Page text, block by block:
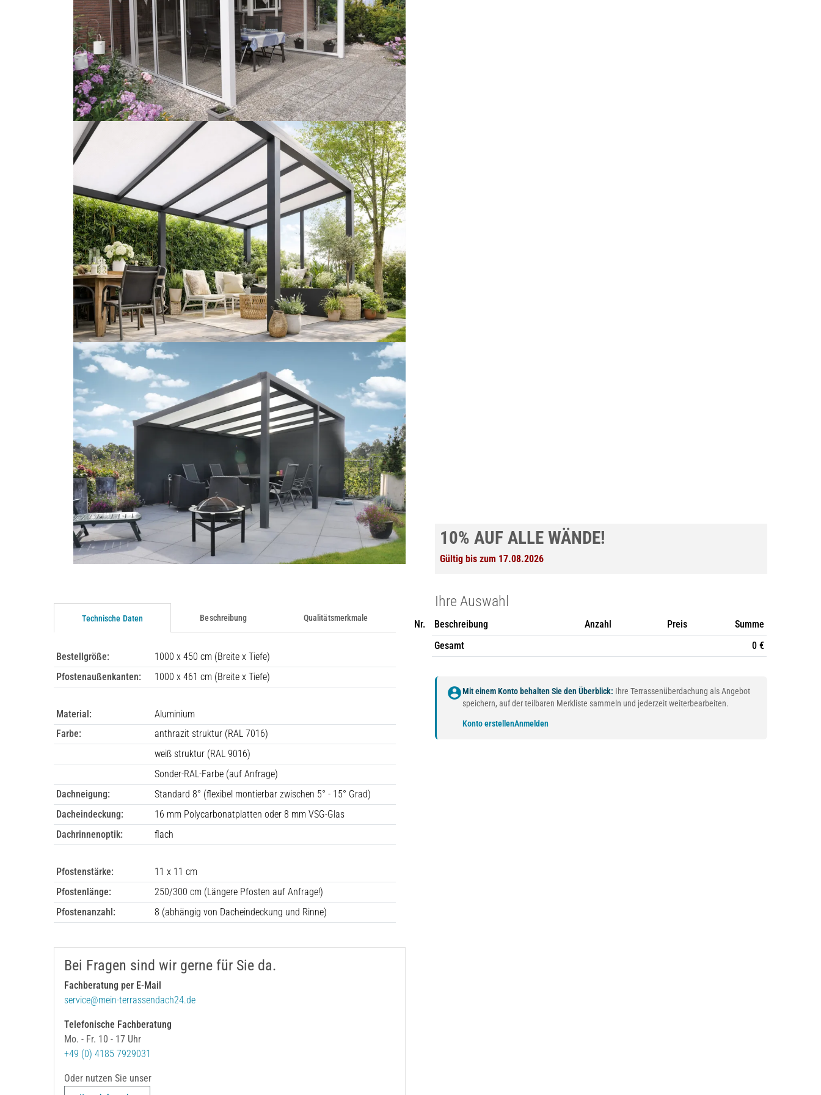
10% AUF ALLE WÄNDE!
Gültig bis zum 17.08.2026
Technische Daten Beschreibung Qualitätsmerkmale
Bestellgröße:
1000 x 450 cm (Breite x Tiefe)
Pfostenaußenkanten:
1000 x 461 cm (Breite x Tiefe)
Material:
Aluminium
Farbe:
anthrazit struktur (RAL 7016)
weiß struktur (RAL 9016)
Sonder-RAL-Farbe (auf Anfrage)
Dachneigung:
Standard 8° (flexibel montierbar zwischen 5° - 15° Grad)
Dacheindeckung:
16 mm Polycarbonatplatten oder 8 mm VSG-Glas
Dachrinnenoptik:
flach
Pfostenstärke:
11 x 11 cm
Pfostenlänge:
250/300 cm (Längere Pfosten auf Anfrage!)
Pfostenanzahl:
8 (abhängig von Dacheindeckung und Rinne)
Bei Fragen sind wir gerne für Sie da.
Fachberatung per E-Mail
service@mein-terrassendach24.de
Telefonische Fachberatung
Mo. - Fr. 10 - 17 Uhr
+49 (0) 4185 7929031
Oder nutzen Sie unser
Ihre Auswahl
Nr. Beschreibung Anzahl Preis
Summe
Gesamt
0 €
account_circleMit einem Konto behalten Sie den Überblick: Ihre Terrassenüberdachung als Angebot
speichern, auf der teilbaren Merkliste sammeln und jederzeit weiterbearbeiten.
Konto erstellenAnmelden